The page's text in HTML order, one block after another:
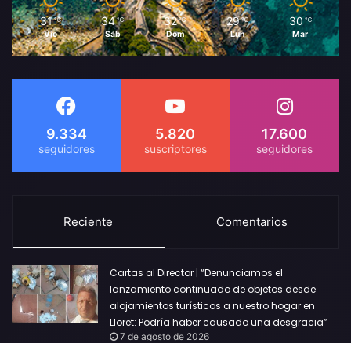
31 ℃
Vie
34 ℃
Sáb
32 ℃
Dom
29 ℃
Lun
30 ℃
Mar
9.334 5.820 17.600
Reciente Comentarios
Cartas al Director | “Denunciamos el
lanzamiento continuado de objetos desde
alojamientos turísticos a nuestro hogar en
Lloret: Podría haber causado una desgracia”
7 de agosto de 2026